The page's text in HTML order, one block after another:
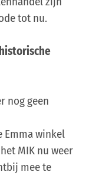
tot nu.
nog geen
Emma winkel
MIK nu weer
mee te